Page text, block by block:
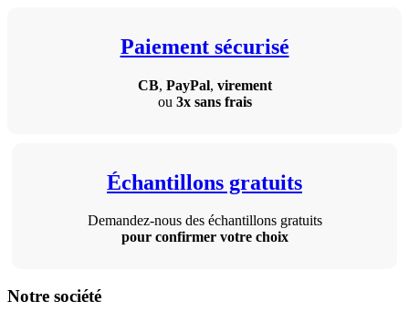
Paiement sécurisé
CB, PayPal, virement
ou 3x sans frais
Échantillons gratuits
Demandez-nous des échantillons gratuits
pour confirmer votre choix
Notre société